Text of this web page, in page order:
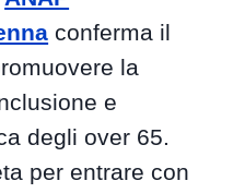
conferma il
la
e
degli over 65.
per entrare con